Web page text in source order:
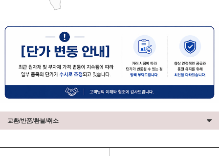
교환/반품/환불/취소